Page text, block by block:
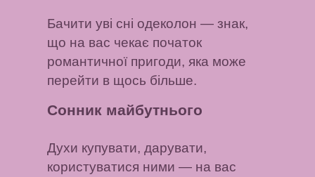
Бачити уві сні одеколон — знак,
що на вас чекає початок
романтичної пригоди, яка може
перейти в щось більше.
Сонник майбутнього
Духи купувати, дарувати,
користуватися ними — на вас